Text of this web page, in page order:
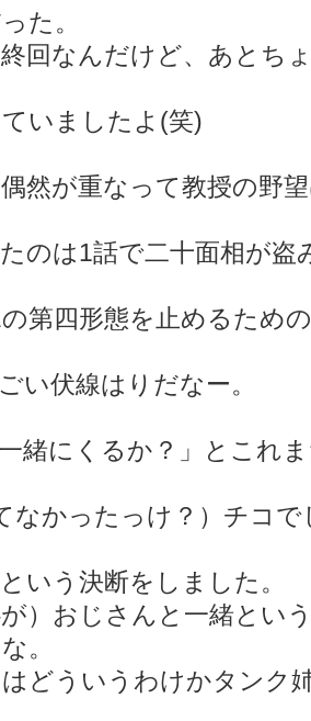
た。
回なんだけど、あとち
いましたよ(笑)
然が重なって教授の野
のは1話で二十面相が盗
第四形態を止めるため
伏線はりだなー。
緒にくるか？」とこれ
なかったっけ？）チコ
いう決断をしました。
）おじさんと一緒とい
。
どういうわけかタンク